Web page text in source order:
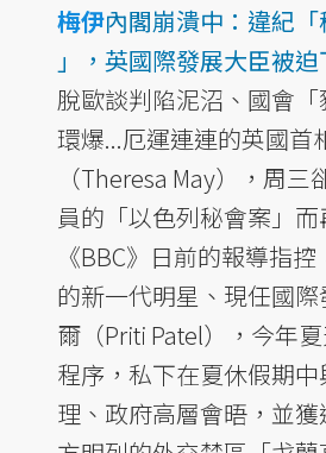
梅伊內閣崩潰中：違紀「
」，英國際發展大臣被迫
脫歐談判陷泥沼、國會
環爆...厄運連連的英國首
（Theresa May），周
員的「以色列秘會案」而
《BBC》日前的報導指
的新一代明星、現任國
爾（Priti Patel），今年
程序，私下在夏休假期
理、政府高層會晤，並